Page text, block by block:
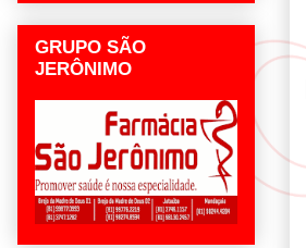
GRUPO SÃO
JERÔNIMO